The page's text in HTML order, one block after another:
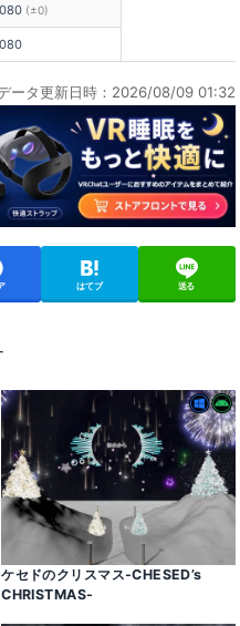
(±0)
ータ更新日時：2026/08/09 01:32
はてブ 送る
ケセドのクリスマス-CHESED’s
CHRISTMAS-